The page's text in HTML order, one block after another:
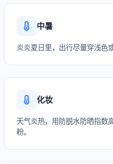
中暑
炎炎夏日里，出行尽量穿浅色
化妆
天气炎热，用防脱水防晒指数
粉。